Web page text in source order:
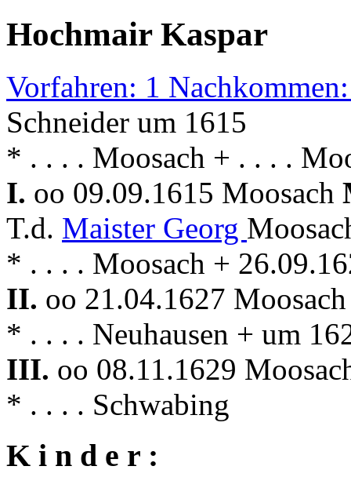
Hochmair Kaspar
Vorfahren: 1
Schneider um 1615
* . . . . Moosach + . . . .
I. oo 09.09.1615 Moosach
T.d. Maister Georg
* . . . . Moosach +
II. oo 21.04.1627
* . . . . Neuhausen + um
III. oo 08.11.1629
* . . . . Schwabing
K i n d e r :